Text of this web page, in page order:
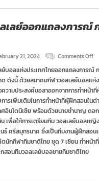
เลย์ออกแถลงการณ์
21, 2024 Comments Offon
ว
อ
แ
ก
จัด
ที
ผู้
ฝึ
ลู
บอลแห่งประเทศไทยออกแถลงการณ์
ด ดังนี้ ด้วยสมาคมกีฬาวอลเลย์บอลแห่
ความประสงค์ขอลาออกจากการทําห
ารเพิ่มเติมในการทําหน้าที่ผู้ฝึกสอนใน
ศอินโดนีเซีย พร้อมด้วยนายชํานาญ ด
เพื่อให้การเตรียมทีม วอลเลย์บอลห
ธ์ ศรีสมุทรนาค ซึ่งเป็นทีมงานผู้ฝึกสอ
กกีฬาทีมชาติไทย ชุด 7 เซียน ทําหน้
สอนทีมวอลเลย์บอลชายทีมชาติไทย